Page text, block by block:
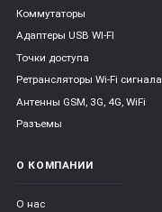
Коммутаторы
Адаптеры USB WI-FI
Точки доступа
Ретрансляторы Wi-Fi сигнала
Антенны GSM, 3G, 4G, WiFi
Разъемы
О КОМПАНИИ
О нас